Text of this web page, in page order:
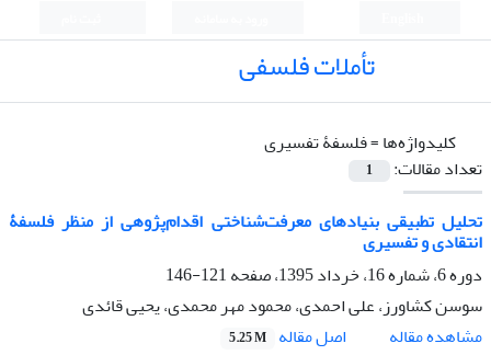
تأملات فلسفی
کلیدواژه‌ها =فلسفۀ تفسیری
تعداد مقالات:
1
تحلیل تطبیقی بنیادهای معرفت‌شناختی اقدام‌پژوهی از منظر فلسفۀ
انتقادی و تفسیری
دوره 6، شماره 16، خرداد 1395، صفحه
121-146
سوسن کشاورز، علی احمدی، محمود مهر محمدی، یحیی قائدی
مشاهده مقاله
اصل مقاله 5.25 M